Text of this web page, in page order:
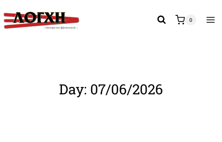
to
0
Day: 07/06/2026